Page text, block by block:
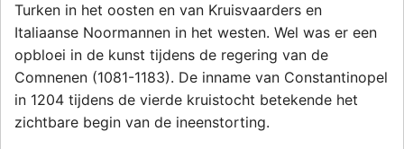
Turken in het oosten en van Kruisvaarders en
Italiaanse Noormannen in het westen. Wel was er een
opbloei in de kunst tijdens de regering van de
Comnenen (1081-1183). De inname van Constantinopel
in 1204 tijdens de vierde kruistocht betekende het
zichtbare begin van de ineenstorting.